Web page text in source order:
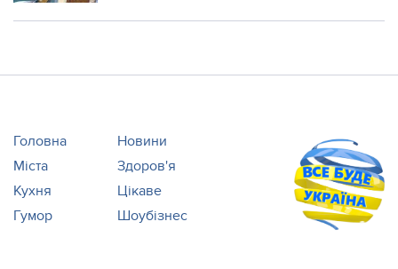
Головна
Новини
Міста
Здоров'я
Кухня
Цікаве
Гумор
Шоубізнес